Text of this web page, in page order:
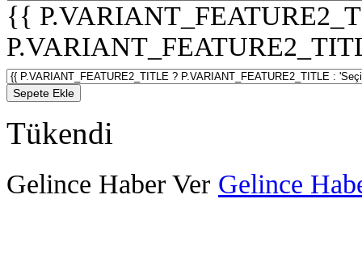
{{
Sepete Ekle
Tükendi
Gelince Haber Ver Gelince